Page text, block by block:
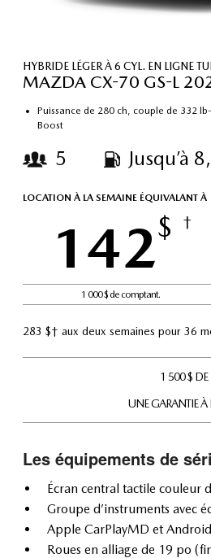
HYBRIDE LÉGER À 6 CYL. EN LIGNE
MAZDA CX-70 GS-L
Puissance de 280 ch, couple de 332
Boost
5 Jusqu’à
LOCATION À LA SEMAINE ÉQUIVALANT À
142$ †
1 000 $ de comptant.
283 $† aux deux semaines pour 36
1 500 $
UNE GARANTIE À
Les équipements de
Écran central tactile couleur
Groupe d’instruments avec
Apple CarPlayMD et
Roues en alliage de 19 po